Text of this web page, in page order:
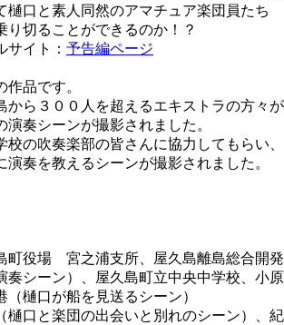
樋口と素人同然のアマチュア楽団員たち
り切ることができるのか！？
サイト： 予告編ページ
品です。
から３００人を超えるエキストラの方々が
奏シーンが撮影されました。
校の吹奏楽部の皆さんに協力してもらい、
演奏を教えるシーンが撮影されました。
町役場 宮之浦支所、屋久島離島総合開発
奏シーン）、屋久島町立中央中学校、小原
樋口が船を見送るシーン）
樋口と楽団の出会いと別れのシーン）、紀